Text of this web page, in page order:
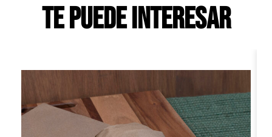
Te puede interesar